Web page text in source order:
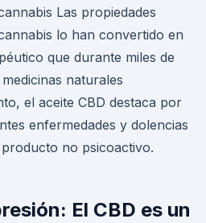
Las propiedades
lo han convertido en
que durante miles de
naturales
el aceite CBD destaca por
enfermedades y dolencias
no psicoactivo.
El CBD es un